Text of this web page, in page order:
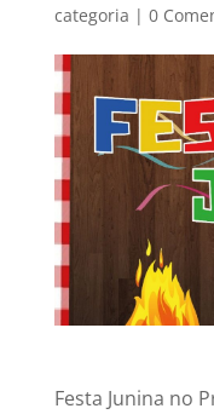
categoria | 0
Festa Junina no